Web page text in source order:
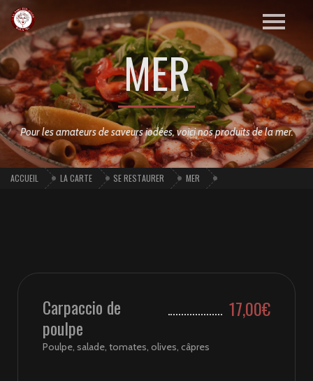
MER
Pour les amateurs de saveurs iodées, voici nos produits de la mer.
ACCUEIL LA CARTE SE RESTAURER MER
Carpaccio de
poulpe
17,00€
Poulpe, salade, tomates, olives, câpres